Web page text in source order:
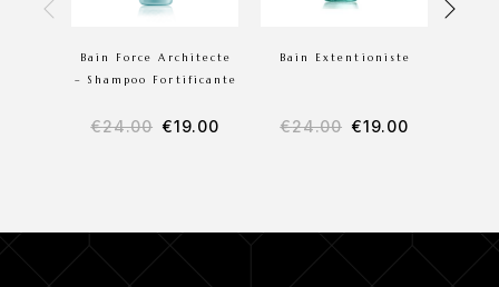
Bain Force Architecte
– Shampoo Fortificante
€24.00 €19.00
Bain Extentioniste
€24.00 €19.00